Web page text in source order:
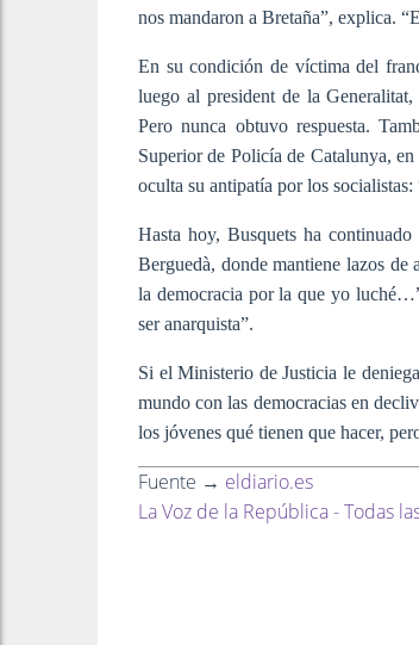
nos mandaron a Bretaña”, explica.
En su condición de víctima del
luego al president de la
Pero nunca obtuvo respuesta.
Superior de Policía de Catalunya,
oculta su antipatía por los
Hasta hoy, Busquets ha
Berguedà, donde mantiene lazos
la democracia por la que yo
ser anarquista”.
Si el Ministerio de Justicia le
mundo con las democracias en
los jóvenes qué tienen que hacer,
Fuente → eldiario.es
La Voz de la República - Todas